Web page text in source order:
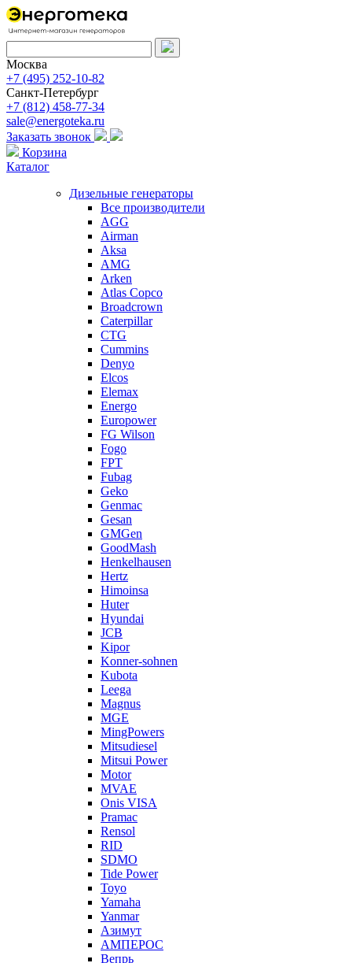
Москва
+7 (495) 252-10-82
Санкт-Петербург
+7 (812) 458-77-34
sale@energoteka.ru
Заказать звонок
Корзина
Каталог
Дизельные генераторы
Все производители
AGG
Airman
Aksa
AMG
Arken
Atlas Copco
Broadcrown
Caterpillar
CTG
Cummins
Denyo
Elcos
Elemax
Energo
Europower
FG Wilson
Fogo
FPT
Fubag
Geko
Genmac
Gesan
GMGen
GoodMash
Henkelhausen
Hertz
Himoinsa
Huter
Hyundai
JCB
Kipor
Konner-sohnen
Kubota
Leega
Magnus
MGE
MingPowers
Mitsudiesel
Mitsui Power
Motor
MVAE
Onis VISA
Pramac
Rensol
RID
SDMO
Tide Power
Toyo
Yamaha
Yanmar
Азимут
АМПЕРОС
Вепрь